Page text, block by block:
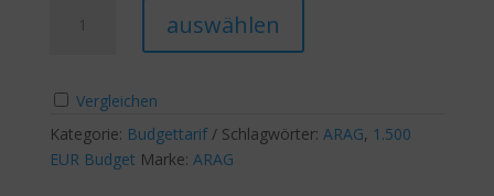
BudgetFlex
1500
Menge
auswählen
t
n
Vergleichen
Kategorie: Budgettarif Schlagwörter: ARAG, 1.500
EUR Budget Marke: ARAG